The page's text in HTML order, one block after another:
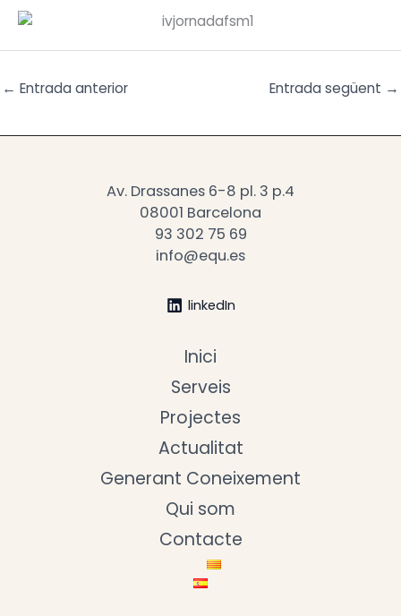
← Entrada anterior Entrada següent →
Av. Drassanes 6-8 pl. 3 p.4
08001 Barcelona
93 302 75 69
info@equ.es
linkedIn
Inici
Serveis
Projectes
Actualitat
Generant Coneixement
Qui som
Contacte